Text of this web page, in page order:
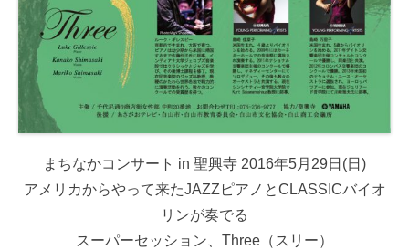
まちなかコンサート in 聖興寺 2016年5月29日(日)
アメリカからやって来たJAZZピアノとCLASSICバイオ
リンが奏でる
スーパーセッション、Three（スリー）